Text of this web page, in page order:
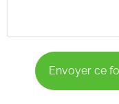
Envoyer ce